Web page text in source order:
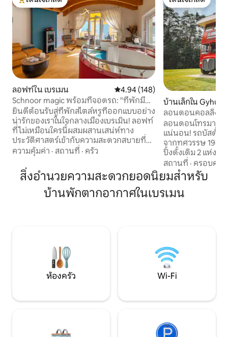
โดนใจเกสต์ที่สุด
ลอฟท์ใน เบรเมน คะแนนเฉลี่ย 4.94 จาก 5, 148 รีวิว
4.94 (148)
Schnoor magic พร้อมที่จอดรถ: "ที่พักมี
สไตล์"
ยินดีต้อนรับสู่ที่พักสไตล์หรูที่ออกแบบอย่าง
น่ารักของเราในใจกลางเมืองเบรเมิน! ลอฟท์
ที่ไม่เหมือนใครนี้ผสมผสานเสน่ห์ทาง
ประวัติศาสตร์เข้ากับความสะดวกสบายที่
ทันสมัย — เหมาะสำหรับคู่รัก ครอบครัว
ด้วยการเดิน รองรับผู้เข้าพักได้สูงสุด 4 คน:
ห้องนอนที่อบอุ่น เตียงคิงไซส์ที่สะดวก
สบาย ทางเลือกการนอนเพิ่มเติม และ
ห้องน้ำที่ทันสมัยช่วยให้มั่นใจได้ว่าจะได้พัก
ความคุ้มค่า · สถานที่ · ครัว
โดนใจเกสต์
บ้านเล็กใน Gyhum
ลอนดอนคอลลิ่งใน
ลอนดอนโทรมาที่เฮ
แน่นอน! รถบัสดั้งเดิมสองคันในลอนดอน
จากทศวรรษ
ปิ้งดั้งเดิม 2 แห่งและ
ธรรมชาติของ
บูร์กและเบรเมนแ
ห่างออกไปเพียง
แห่งนี้มอบความส
ถึงห้องน้ำส่วนตัว! ประสบการณ์ที่ยอด
สถานที่ · ครอบครัว
สิ่งอำนวยความสะดวกยอดนิยมสำหรับ
บ้านพักตากอากาศในเบรเมน
ห้องครัว Wi-Fi